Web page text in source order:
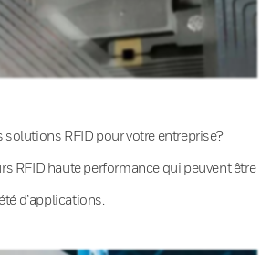
solutions RFID pour votre entreprise?
RFID haute performance qui peuvent être
d’applications.